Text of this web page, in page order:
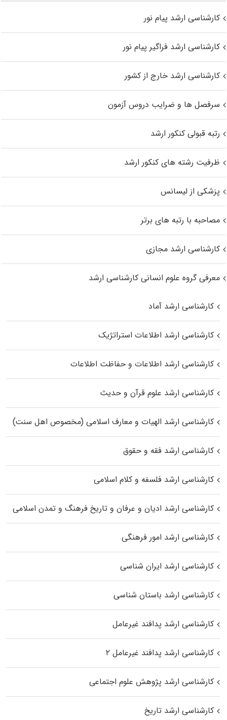
کارشناسی ارشد پیام نور
کارشناسی ارشد فراگیر پیام نور
کارشناسی ارشد خارج از کشور
سرفصل ها و ضرایب دروس آزمون
رتبه قبولی کنکور ارشد
ظرفیت رشته های کنکور ارشد
پزشکی از لیسانس
مصاحبه با رتبه های برتر
کارشناسی ارشد مجازی
معرفی گروه علوم انسانی کارشناسی ارشد
کارشناسی ارشد آماد
کارشناسی ارشد اطلاعات استراتژیک
کارشناسی ارشد اطلاعات و حفاظت اطلاعات
کارشناسی ارشد علوم قرآن و حدیث
کارشناسی ارشد الهیات و معارف اسلامی (مخصوص اهل سنت)
کارشناسی ارشد فقه و حقوق
کارشناسی ارشد فلسفه و کلام اسلامی
کارشناسی ارشد ادیان و عرفان و تاریخ فرهنگ و تمدن اسلامی
کارشناسی ارشد امور فرهنگی
کارشناسی ارشد ایران شناسی
کارشناسی ارشد باستان شناسی
کارشناسی ارشد پدافند غیرعامل
کارشناسی ارشد پدافند غیرعامل ۲
کارشناسی ارشد پژوهش علوم اجتماعی
کارشناسی ارشد تاریخ